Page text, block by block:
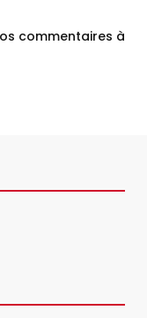
commentaires à